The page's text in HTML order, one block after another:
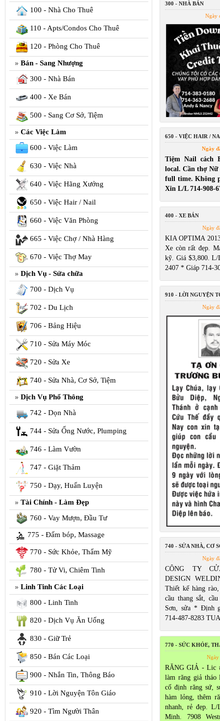
100 - Nhà Cho Thuê
110 - Apts/Condos Cho Thuê
120 - Phòng Cho Thuê
Bán - Sang Nhượng
300 - Nhà Bán
400 - Xe Bán
500 - Sang Cơ Sở, Tiệm
Các Việc Làm
600 - Việc Làm
630 - Việc Nhà
640 - Việc Hãng Xưởng
650 - Việc Hair / Nail
660 - Việc Văn Phòng
665 - Việc Chợ / Nhà Hàng
670 - Việc Thợ May
Dịch Vụ - Sửa chữa
700 - Dịch Vụ
702 - Du Lịch
706 - Bảng Hiệu
710 - Sửa Máy Móc
720 - Sửa Xe
740 - Sửa Nhà, Cơ Sở, Tiệm
Dịch Vụ Phổ Thông
742 - Dọn Nhà
744 - Sửa Ống Nước, Plumping
746 - Làm Vườn
747 - Giặt Thảm
750 - Dạy, Huấn Luyện
Tài Chính - Làm Đẹp
760 - Vay Mượn, Đầu Tư
775 - Đấm bóp, Massage
770 - Sức Khỏe, Thẩm Mỹ
780 - Tử Vi, Chiêm Tinh
Linh Tinh Các Loại
800 - Linh Tinh
820 - Dịch Vụ Ăn Uống
830 - Giữ Trẻ
850 - Bán Các Loại
900 - Nhắn Tin, Thông Báo
910 - Lời Nguyện Tôn Giáo
920 - Tìm Người Thân
300 - NHÀ BÁN
Ngày
650 - VIỆC HAIR /
Ngày
Tiệm Nail cách
local. Cần thợ Nữ
full time. Không
Xin L/L 714-908-
400 - XE BÁN
Ngày
KIA OPTIMA
Xe còn rất đẹp.
kỹ. Giá $3,800. L/
2407 * Giáp 714-
910 - LỜI NGUYỆN
Ngày
740 - SỬA NHÀ, CƠ
Ngày
CÔNG TY
DESIGN
Thiết kế hàng
cầu thang sắt,
Sơn, sửa * Định
714-487-8283
770 - SỨC KHỎE,
Ngày
RĂNG GIẢ - Lic
làm răng giả tháo
cố định răng sứ,
hàm lỏng, thêm
nhanh, rẻ đẹp.
Minh. 7908